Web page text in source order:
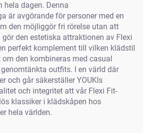
dagen. Denna
är avgörande för personer med en
den möjliggör fri rörelse utan att
den estetiska attraktionen av Flexi
perfekt komplement till vilken klädstil
den kombineras med casual
outfits. I en värld där
och går säkerställer YOUKIs
och integritet att vår Flexi Fit-
klassiker i klädskåpen hos
hela världen.